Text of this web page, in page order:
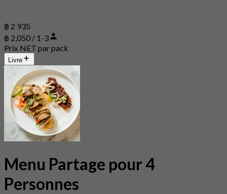
฿ 2 935
฿ 2,050 / 1-3
Prix NET par pack
Livre
Menu Partage pour 4
Personnes